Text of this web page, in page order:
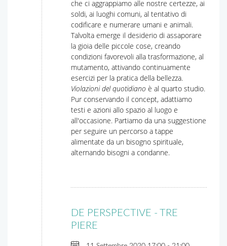
che ci aggrappiamo alle nostre certezze, ai
soldi, ai luoghi comuni, al tentativo di
codificare e numerare umani e animali.
Talvolta emerge il desiderio di assaporare
la gioia delle piccole cose, creando
condizioni favorevoli alla trasformazione, al
mutamento, attivando continuamente
esercizi per la pratica della bellezza.
Violazioni del quotidiano è al quarto studio.
Pur conservando il concept, adattiamo
testi e azioni allo spazio al luogo e
all'occasione. Partiamo da una suggestione
per seguire un percorso a tappe
alimentate da un bisogno spirituale,
alternando bisogni a condanne.
DE PERSPECTIVE - TRE
PIERE